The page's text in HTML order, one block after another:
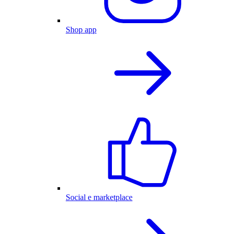
Shop app
Social e marketplace